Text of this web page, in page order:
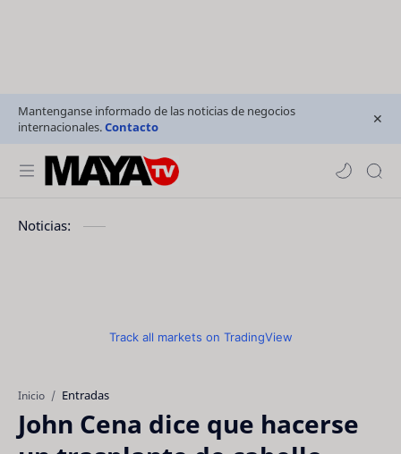
Mantenganse informado de las noticias de negocios
internacionales.Contacto
Noticias:
Track all markets on TradingView
Inicio Entradas
John Cena dice que hacerse